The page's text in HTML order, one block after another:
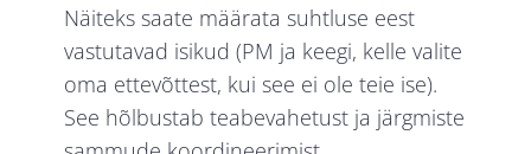
Näiteks saate määrata suhtluse eest
vastutavad isikud (PM ja keegi, kelle valite
oma ettevõttest, kui see ei ole teie ise).
See hõlbustab teabevahetust ja järgmiste